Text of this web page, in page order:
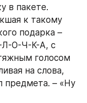
в пакете.
к такому
подарка –
Л-О-Ч-К-А, с
голосом
на слова,
предмета. – «Ну